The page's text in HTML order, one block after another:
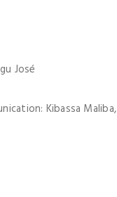
José
Kibassa Maliba,